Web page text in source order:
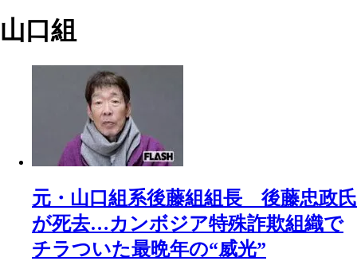
山口組
元・山口組系後藤組組長 後藤忠政氏
が死去…カンボジア特殊詐欺組織で
チラついた最晩年の“威光”